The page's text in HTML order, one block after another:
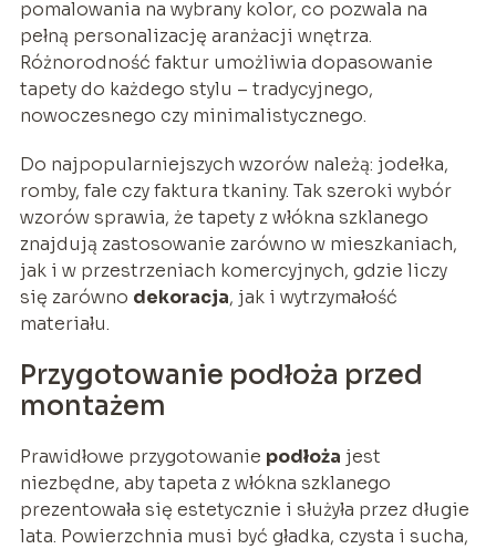
pomalowania na wybrany kolor, co pozwala na
pełną personalizację aranżacji wnętrza.
Różnorodność faktur umożliwia dopasowanie
tapety do każdego stylu – tradycyjnego,
nowoczesnego czy minimalistycznego.
Do najpopularniejszych wzorów należą: jodełka,
romby, fale czy faktura tkaniny. Tak szeroki wybór
wzorów sprawia, że tapety z włókna szklanego
znajdują zastosowanie zarówno w mieszkaniach,
jak i w przestrzeniach komercyjnych, gdzie liczy
się zarówno dekoracja, jak i wytrzymałość
materiału.
Przygotowanie podłoża przed
montażem
Prawidłowe przygotowanie podłoża jest
niezbędne, aby tapeta z włókna szklanego
prezentowała się estetycznie i służyła przez długie
lata. Powierzchnia musi być gładka, czysta i sucha,